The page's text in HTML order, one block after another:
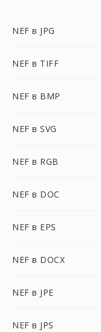
NEF в JPG
NEF в TIFF
NEF в BMP
NEF в SVG
NEF в RGB
NEF в DOC
NEF в EPS
NEF в DOCX
NEF в JPE
NEF в JPS